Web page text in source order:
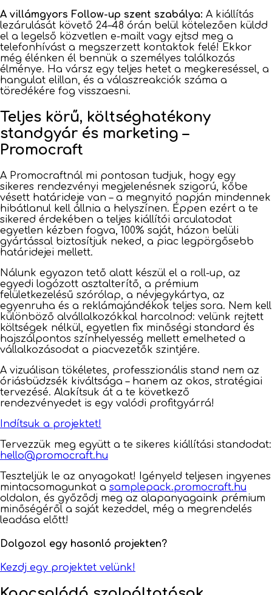
A villámgyors Follow-up szent szabálya: A kiállítás
lezárulását követő 24–48 órán belül kötelezően küldd
el a legelső közvetlen e-mailt vagy ejtsd meg a
telefonhívást a megszerzett kontaktok felé! Ekkor
még élénken él bennük a személyes találkozás
élménye. Ha vársz egy teljes hetet a megkereséssel, a
hangulat elillan, és a válaszreakciók száma a
töredékére fog visszaesni.
Teljes körű, költséghatékony
standgyár és marketing –
Promocraft
A Promocraftnál mi pontosan tudjuk, hogy egy
sikeres rendezvényi megjelenésnek szigorú, kőbe
vésett határideje van – a megnyitó napján mindennek
hibátlanul kell állnia a helyszínen. Éppen ezért a te
sikered érdekében a teljes kiállítói arculatodat
egyetlen kézben fogva, 100% saját, házon belüli
gyártással biztosítjuk neked, a piac legpörgősebb
határidejei mellett.
Nálunk egyazon tető alatt készül el a roll-up, az
egyedi logózott asztalterítő, a prémium
felületkezelésű szórólap, a névjegykártya, az
egyenruha és a reklámajándékok teljes sora. Nem kell
különböző alvállalkozókkal harcolnod: velünk rejtett
költségek nélkül, egyetlen fix minőségi standard és
hajszálpontos színhelyesség mellett emelheted a
vállalkozásodat a piacvezetők szintjére.
A vizuálisan tökéletes, professzionális stand nem az
óriásbüdzsék kiváltsága – hanem az okos, stratégiai
tervezésé. Alakítsuk át a te következő
rendezvényedet is egy valódi profitgyárrá!
Indítsuk a projektet!
Tervezzük meg együtt a te sikeres kiállítási standodat:
hello@promocraft.hu
Teszteljük le az anyagokat! Igényeld teljesen ingyenes
mintacsomagunkat a samplepack.promocraft.hu
oldalon, és győződj meg az alapanyagaink prémium
minőségéről a saját kezeddel, még a megrendelés
leadása előtt!
Dolgozol egy hasonló projekten?
Kezdj egy projektet velünk!